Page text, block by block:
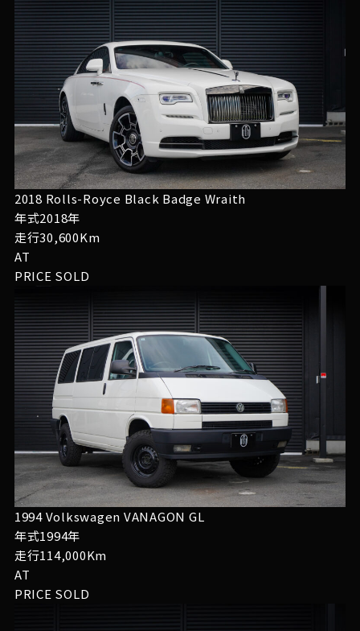
2018 Rolls-Royce Black Badge Wraith
年式2018年
走行30,600Km
AT
PRICE SOLD
1994 Volkswagen VANAGON GL
年式1994年
走行114,000Km
AT
PRICE SOLD